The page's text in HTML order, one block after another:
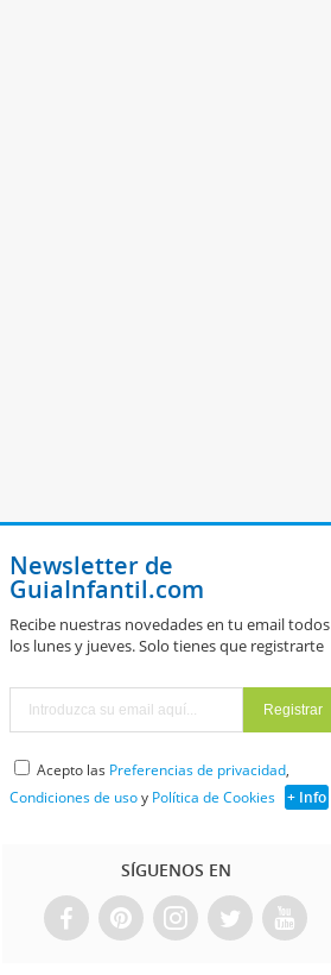
Newsletter de
GuiaInfantil.com
Recibe nuestras novedades en tu email todos
los lunes y jueves. Solo tienes que registrarte
Acepto las Preferencias de privacidad,
Condiciones de usoy Política de Cookies + Info
SÍGUENOS EN